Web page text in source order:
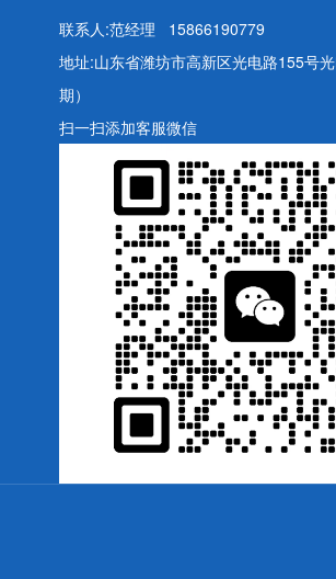
联系人:范经理 15866190779
地址:山东省潍坊市高新区光电路155号
期）
扫一扫添加客服微信